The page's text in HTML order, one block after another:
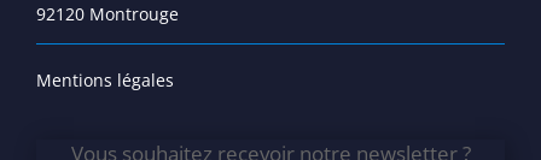
92120 Montrouge
Mentions légales
Vous souhaitez recevoir notre newsletter ?